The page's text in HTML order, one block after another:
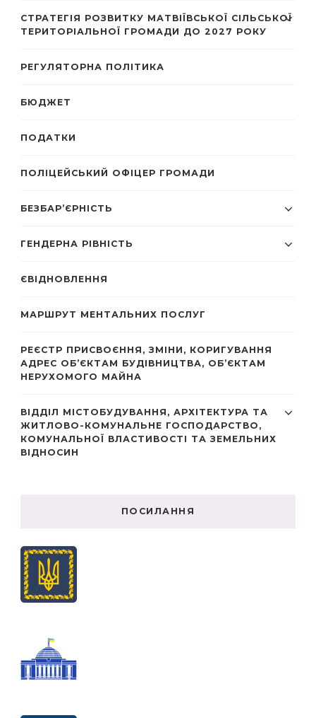
СТРАТЕГІЯ РОЗВИТКУ МАТВІЇВСЬКОЇ СІЛЬСЬКОЇ
ТЕРИТОРІАЛЬНОЇ ГРОМАДИ ДО 2027 РОКУ
РЕГУЛЯТОРНА ПОЛІТИКА
БЮДЖЕТ
ПОДАТКИ
ПОЛІЦЕЙСЬКИЙ ОФІЦЕР ГРОМАДИ
БЕЗБАР’ЄРНІСТЬ
ГЕНДЕРНА РІВНІСТЬ
ЄВІДНОВЛЕННЯ
МАРШРУТ МЕНТАЛЬНИХ ПОСЛУГ
РЕЄСТР ПРИСВОЄННЯ, ЗМІНИ, КОРИГУВАННЯ
АДРЕС ОБ’ЄКТАМ БУДІВНИЦТВА, ОБ’ЄКТАМ
НЕРУХОМОГО МАЙНА
ВІДДІЛ МІСТОБУДУВАННЯ, АРХІТЕКТУРА ТА
ЖИТЛОВО-КОМУНАЛЬНЕ ГОСПОДАРСТВО,
КОМУНАЛЬНОЇ ВЛАСТИВОСТІ ТА ЗЕМЕЛЬНИХ
ВІДНОСИН
ПОСИЛАННЯ